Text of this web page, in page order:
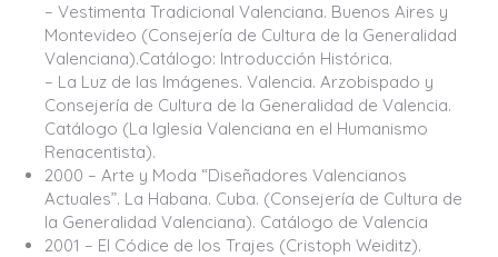
– Vestimenta Tradicional Valenciana. Buenos Aires y
Montevideo (Consejería de Cultura de la Generalidad
Valenciana).Catálogo: Introducción Histórica.
– La Luz de las Imágenes. Valencia. Arzobispado y
Consejería de Cultura de la Generalidad de Valencia.
Catálogo (La Iglesia Valenciana en el Humanismo
Renacentista).
2000 – Arte y Moda “Diseñadores Valencianos
Actuales”. La Habana. Cuba. (Consejería de Cultura de
la Generalidad Valenciana). Catálogo de Valencia
2001 – El Códice de los Trajes (Cristoph Weiditz).